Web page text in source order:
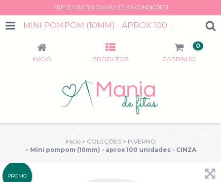
FRETE GRÁTIS! CONSULTE AS CONDIÇÕES!
MINI POMPOM (10MM) - APROX 100 UNIDADES - CINZA
INÍCIO PRODUTOS CARRINHO
0
Início > COLEÇÕES > INVERNO
> Mini pompom (10mm) - aprox 100 unidades - CINZA
PROMO